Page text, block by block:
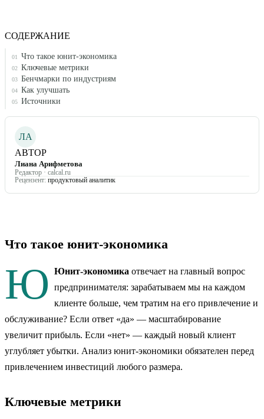
СОДЕРЖАНИЕ
01 Что такое юнит-экономика
02 Ключевые метрики
03 Бенчмарки по индустриям
04 Как улучшать
05 Источники
ЛА
АВТОР
Лиана Арифметова
Редактор · calcal.ru
Рецензент: продуктовый аналитик
Что такое юнит-экономика
Ю Юнит-экономика отвечает на главный вопрос
предпринимателя: зарабатываем мы на каждом
клиенте больше, чем тратим на его привлечение и
обслуживание? Если ответ «да» — масштабирование
увеличит прибыль. Если «нет» — каждый новый клиент
углубляет убытки. Анализ юнит-экономики обязателен перед
привлечением инвестиций любого размера.
Ключевые метрики